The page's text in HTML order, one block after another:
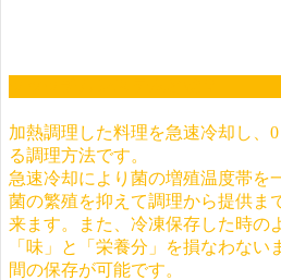
加熱調理した料理を急速冷却し、
る調理方法です。
急速冷却により菌の増殖温度帯を
菌の繁殖を抑えて調理から提供ま
来ます。また、冷凍保存した時の
「味」と「栄養分」を損なわない
間の保存が可能です。